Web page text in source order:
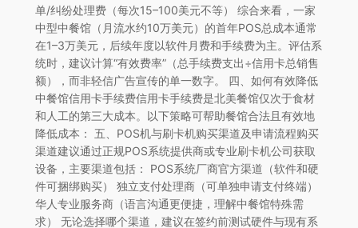
单/纠纷处理费（每次15–100美元不等） 综合来看，一家
中型中餐馆（月流水约10万美元）的首年POS总成本通常
在1–3万美元，后续年度以软件月费和手续费为主。评估系
统时，建议计算“有效费率”（总手续费支出÷信用卡总销售
额），而非轻信广告宣传的单一数字。 四、如何有效降低
中餐馆信用卡手续费信用卡手续费是北美餐馆仅次于食材
和人工的第三大成本。以下策略可帮助餐馆合法且有效地
降低成本： 五、POS机与刷卡机购买渠道及申请流程购买
渠道建议通过正规POS系统提供商或专业刷卡机公司获取
设备，主要渠道包括： POS系统厂商官方渠道（软件和硬
件可捆绑购买） 独立支付处理商（可单独申请支付终端）
华人专业服务商（语言沟通更便捷，理解中餐馆特殊需
求） 无论选择哪个渠道，建议在签约前测试硬件与现有系